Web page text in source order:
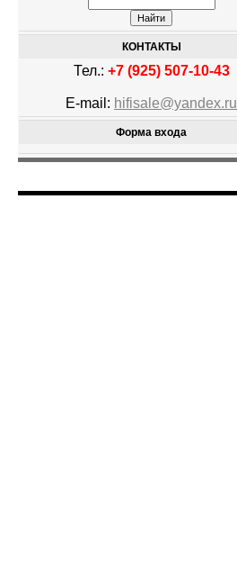
КОНТАКТЫ
Тел.: +7 (925) 507-10-43
E-mail: hifisale@yandex.ru
Форма входа